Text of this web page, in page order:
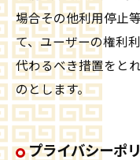
場合その他利用停止
て、ユーザーの権利
代わるべき措置をと
のとします。
プライバシーポ